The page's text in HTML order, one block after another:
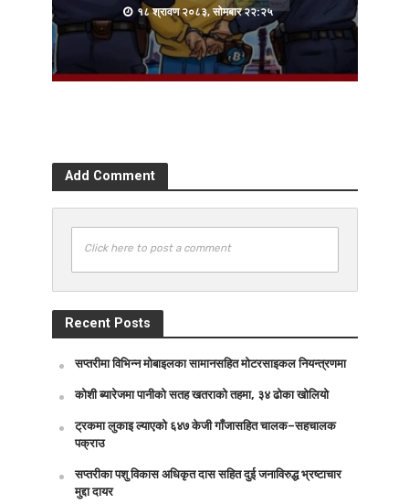
१८ श्रावण २०८३, सोमबार २२:२५
Add Comment
Click here to post a comment
Recent Posts
सप्तरीमा विभिन्न मोबाइलका सामानसहित मोटरसाइकल नियन्त्रणमा
कोशी ब्यारेजमा पानीको सतह खतराको तहमा, ३४ ढोका खोलियो
ट्रकमा लुकाइ ल्याएको ६४७ केजी गाँजासहित चालक–सहचालक
पक्राउ
सप्तरीका पशु विकास अधिकृत दास सहित दुई जनाविरुद्ध भ्रष्टाचार
मुद्दा दायर